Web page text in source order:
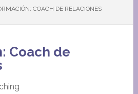
COACH DE RELACIONES
Coach de